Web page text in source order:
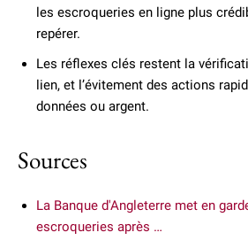
les escroqueries en ligne plus
repérer.
Les réflexes clés restent la
lien, et l’évitement des actions
données ou argent.
Sources
La Banque d'Angleterre met en
escroqueries après …